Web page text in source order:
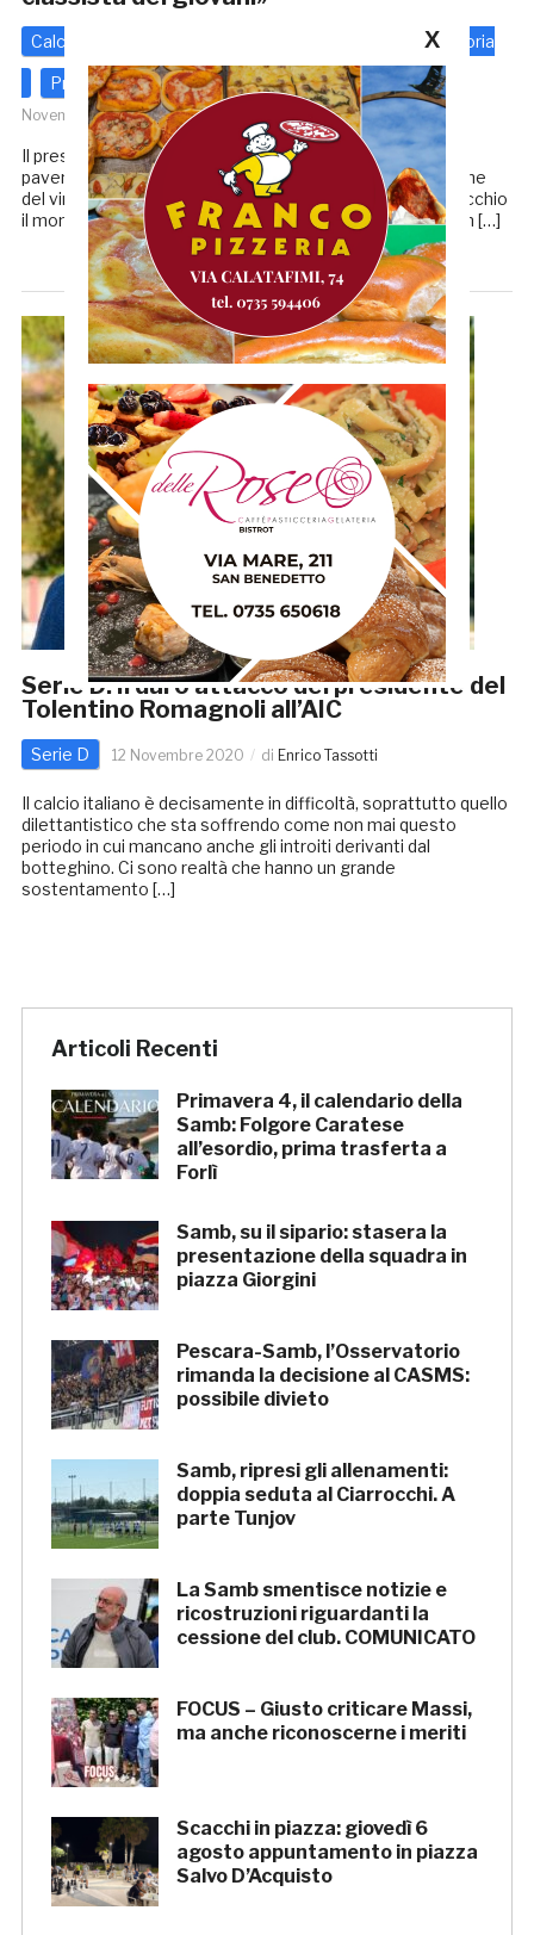
Calcio - Altre Categorie Prima categoria
Promozione Seconda categoria Serie D
25
Novembre 2020
diEnrico Tassotti
Il presidente del Tolentino è molto preoccupato per il
paventato cambio di regolamento, la cosiddetta abolizione
del vincolo sportivo che metterebbe, ancor di più, in ginocchio
il mondo dilettantistico italiano. Il numero uno cremisi non […]
Serie D: Il duro attacco del presidente del
Tolentino Romagnoli all’AIC
Serie D 12 Novembre 2020 di Enrico Tassotti
Il calcio italiano è decisamente in difficoltà, soprattutto quello
dilettantistico che sta soffrendo come non mai questo
periodo in cui mancano anche gli introiti derivanti dal
botteghino. Ci sono realtà che hanno un grande
sostentamento […]
Articoli Recenti
Primavera 4, il calendario della
Samb: Folgore Caratese
all’esordio, prima trasferta a
Forlì
Samb, su il sipario: stasera la
presentazione della squadra in
piazza Giorgini
Pescara-Samb, l’Osservatorio
rimanda la decisione al CASMS:
possibile divieto
Samb, ripresi gli allenamenti:
doppia seduta al Ciarrocchi. A
parte Tunjov
La Samb smentisce notizie e
ricostruzioni riguardanti la
cessione del club. COMUNICATO
FOCUS – Giusto criticare Massi,
ma anche riconoscerne i meriti
Scacchi in piazza: giovedì 6
agosto appuntamento in piazza
Salvo D’Acquisto
X